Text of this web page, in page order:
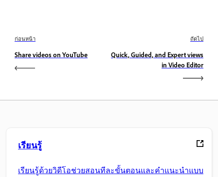
ก่อนหน้า
Share videos on YouTube
ถัดไป
Quick, Guided, and Expert views
in Video Editor
เรียนรู้
เรียนรู้ด้วยวิดีโอช่วยสอนทีละขั้นตอนและคำแนะนำแบบ